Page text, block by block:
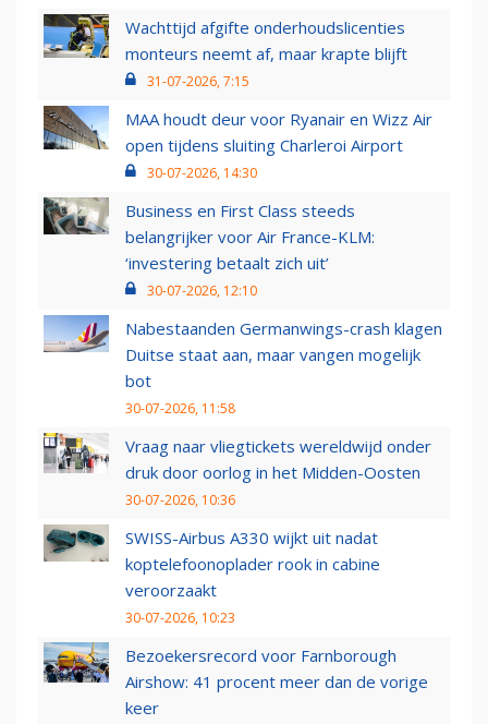
Wachttijd afgifte onderhoudslicenties
monteurs neemt af, maar krapte blijft
31-07-2026, 7:15
MAA houdt deur voor Ryanair en Wizz Air
open tijdens sluiting Charleroi Airport
30-07-2026, 14:30
Business en First Class steeds
belangrijker voor Air France-KLM:
‘investering betaalt zich uit’
30-07-2026, 12:10
Nabestaanden Germanwings-crash klagen
Duitse staat aan, maar vangen mogelijk
bot
30-07-2026, 11:58
Vraag naar vliegtickets wereldwijd onder
druk door oorlog in het Midden-Oosten
30-07-2026, 10:36
SWISS-Airbus A330 wijkt uit nadat
koptelefoonoplader rook in cabine
veroorzaakt
30-07-2026, 10:23
Bezoekersrecord voor Farnborough
Airshow: 41 procent meer dan de vorige
keer